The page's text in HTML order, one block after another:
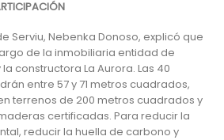
Serviu, Nebenka Donoso, explicó que
de la inmobiliaria entidad de
constructora La Aurora. Las 40
entre 57 y 71 metros cuadrados,
terrenos de 200 metros cuadrados y
certificadas. Para reducir la
reducir la huella de carbono y